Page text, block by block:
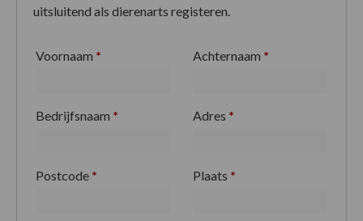
uitsluitend als dierenarts registeren.
Voornaam * Achternaam *
Bedrijfsnaam * Adres *
Postcode * Plaats *